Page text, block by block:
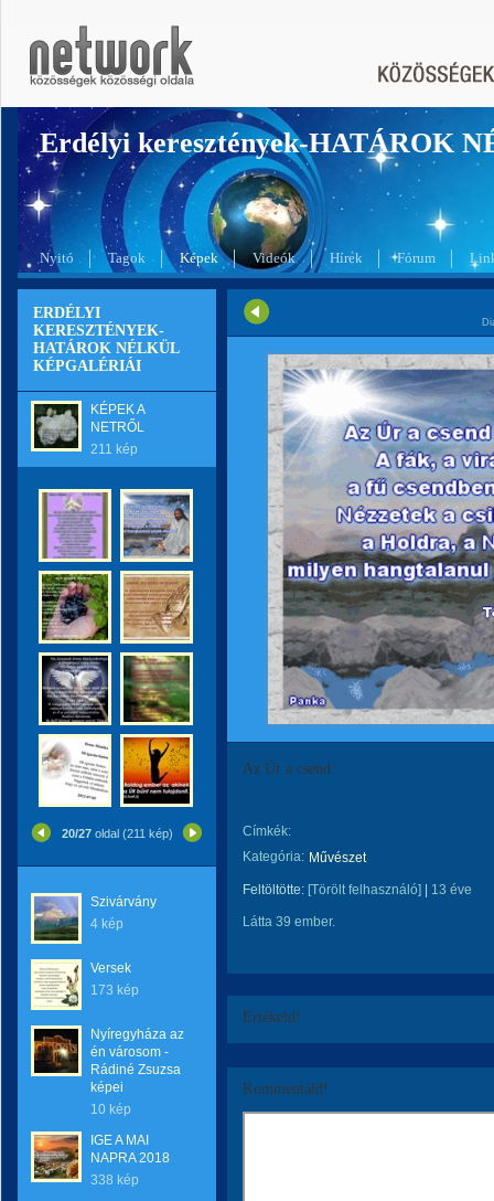
Erdélyi keresztények-HATÁROK
Nyitó Tagok Képek Videók Hírek Fórum
ERDÉLYI
KERESZTÉNYEK-
HATÁROK NÉLKÜL
KÉPGALÉRIÁI
KÉPEK A
NETRŐL
211 kép
20/27oldal (211 kép)
Szivárvány
4 kép
Versek
173 kép
Nyíregyháza az
én városom -
Rádiné Zsuzsa
képei
10 kép
IGE A MAI
NAPRA 2018
338 kép
Az Úr a csend
Címkék:
Kategória: Művészet
Feltöltötte: [Törölt felhasználó] 13 éve
Látta 39 ember.
Értékeld!
Kommentáld!